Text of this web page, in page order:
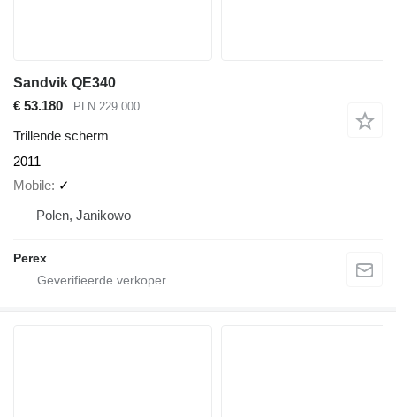
Sandvik QE340
€ 53.180
PLN 229.000
Trillende scherm
2011
Mobile ✓
Polen, Janikowo
Perex